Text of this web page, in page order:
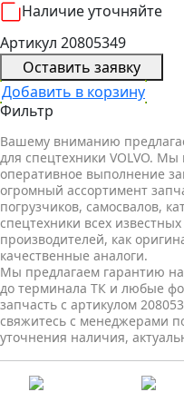
Наличие уточняйте
Артикул 20805349
Оставить заявку
Добавить в корзину
Фильтр
Вашему вниманию
для спецтехники VOLVO.
оперативное выполнение
огромный ассортимент
погрузчиков, самосвалов,
спецтехники всех
производителей, как
качественные аналоги.
Мы предлагаем гарантию на
до терминала ТК и любые
запчасть с артикулом
свяжитесь с менеджерами
уточнения наличия,